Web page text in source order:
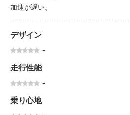
加速が遅い。
デザイン
-
走行性能
-
乗り心地